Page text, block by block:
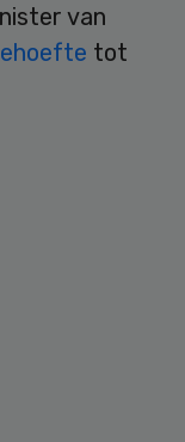
van
tot